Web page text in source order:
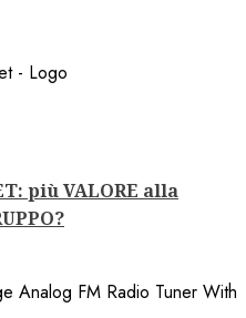
più VALORE alla